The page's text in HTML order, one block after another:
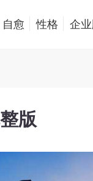
自愈 性格 企
版